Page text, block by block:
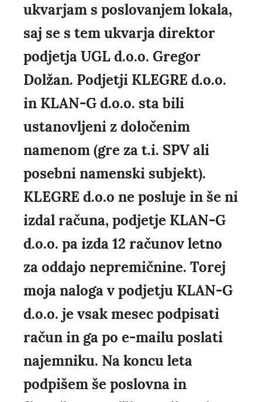
ukvarjam s poslovanjem lokala,
saj se s tem ukvarja direktor
podjetja UGL d.o.o. Gregor
Dolžan. Podjetji KLEGRE d.o.o.
in KLAN-G d.o.o. sta bili
ustanovljeni z določenim
namenom (gre za t.i. SPV ali
posebni namenski subjekt).
KLEGRE d.o.o ne posluje in še ni
izdal računa, podjetje KLAN-G
d.o.o. pa izda 12 računov letno
za oddajo nepremičnine. Torej
moja naloga v podjetju KLAN-G
d.o.o. je vsak mesec podpisati
račun in ga po e-mailu poslati
najemniku. Na koncu leta
podpišem še poslovna in